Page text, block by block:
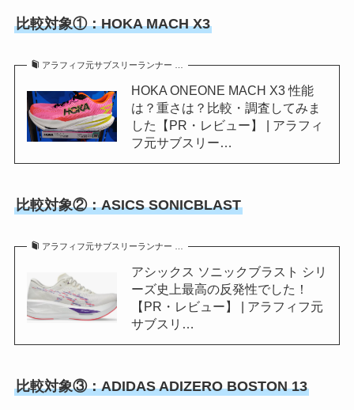
比較対象①：HOKA MACH X3
アラフィフ元サブスリーランナー …
HOKA ONEONE MACH X3 性能
は？重さは？比較・調査してみま
した【PR・レビュー】 | アラフィ
フ元サブスリー…
比較対象②：ASICS SONICBLAST
アラフィフ元サブスリーランナー …
アシックス ソニックブラスト シリ
ーズ史上最高の反発性でした！
【PR・レビュー】 | アラフィフ元
サブスリ…
比較対象③：ADIDAS ADIZERO BOSTON 13